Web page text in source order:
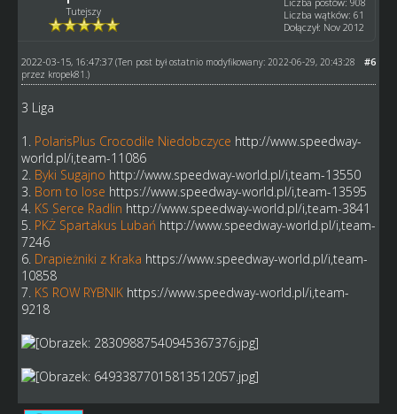
Tutejszy
Liczba wątków: 61
Dołączył: Nov 2012
#6
2022-03-15, 16:47:37 (Ten post był ostatnio modyfikowany: 2022-06-29, 20:43:28
przez kropek81 .)
3 Liga
1. PolarisPlus Crocodile Niedobczyce http://www.speedway-
world.pl/i,team-11086
2. Byki Sugajno http://www.speedway-world.pl/i,team-13550
3. Born to lose https://www.speedway-world.pl/i,team-13595
4. KS Serce Radlin http://www.speedway-world.pl/i,team-3841
5. PKŻ Spartakus Lubań http://www.speedway-world.pl/i,team-
7246
6. Drapieżniki z Kraka https://www.speedway-world.pl/i,team-
10858
7. KS ROW RYBNIK https://www.speedway-world.pl/i,team-
9218